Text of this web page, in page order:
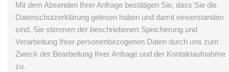
Mit dem Absenden Ihrer Anfrage bestätigen Sie, dass Sie die
Datenschutzerklärung gelesen haben und damit einverstanden
sind. Sie stimmen der beschriebenen Speicherung und
Verarbeitung Ihrer personenbezogenen Daten durch uns zum
Zweck der Bearbeitung Ihrer Anfrage und der Kontaktaufnahme
zu.